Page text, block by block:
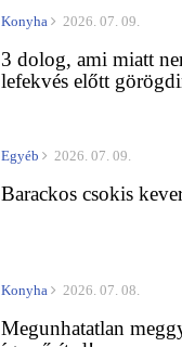
Konyha 2026. 07. 09.
3 dolog, ami miatt
lefekvés előtt
Egyéb 2026. 07. 09.
Barackos csokis
Konyha 2026. 07. 08.
Megunhatatlan